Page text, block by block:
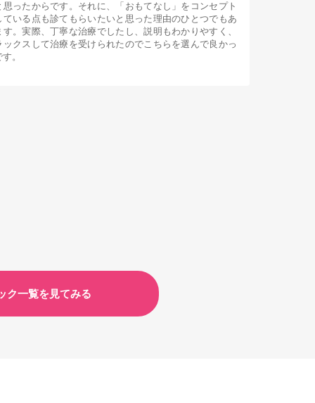
思ったからです。それに、「おもてなし」をコンセプト
ている点も診てもらいたいと思った理由のひとつでもあ
す。実際、丁寧な治療でしたし、説明もわかりやすく、
ックスして治療を受けられたのでこちらを選んで良かっ
。
ク一覧を見てみる